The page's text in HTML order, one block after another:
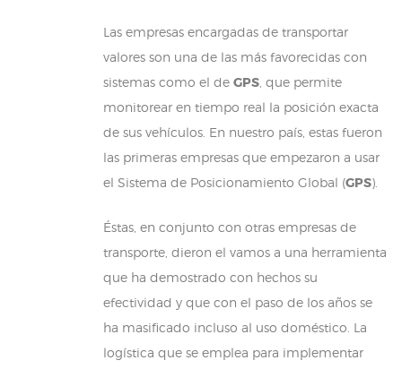
Las empresas encargadas de transportar
valores son una de las más favorecidas con
sistemas como el de GPS , que permite
monitorear en tiempo real la posición exacta
de sus vehículos. En nuestro país, estas fueron
las primeras empresas que empezaron a usar
el Sistema de Posicionamiento Global (GPS).
Éstas, en conjunto con otras empresas de
transporte, dieron el vamos a una herramienta
que ha demostrado con hechos su
efectividad y que con el paso de los años se
ha masificado incluso al uso doméstico. La
logística que se emplea para implementar